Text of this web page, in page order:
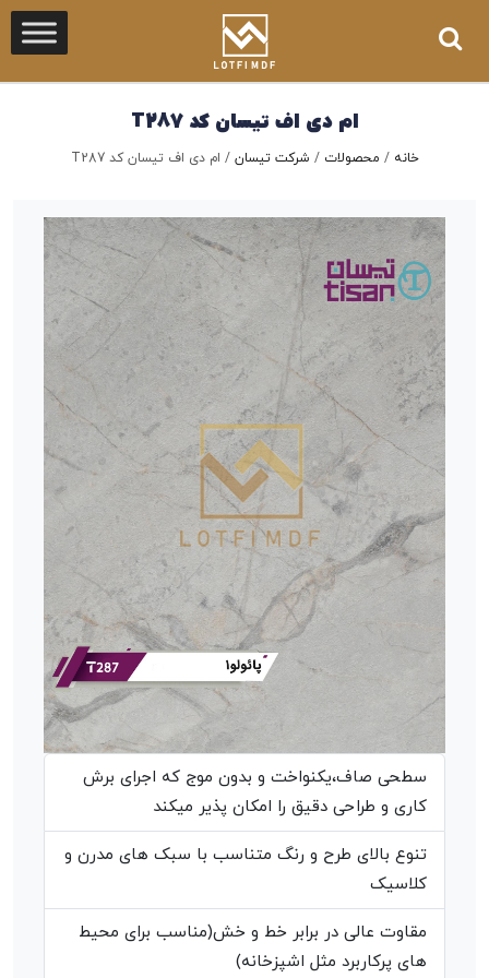
ام دی اف تیسان کد T287
خانه / محصولات / شرکت تیسان / ام دی اف تیسان کد T287
سطحی صاف،یکنواخت و بدون موج که اجرای برش
کاری و طراحی دقیق را امکان پذیر میکند
تنوع بالای طرح و رنگ متناسب با سبک های مدرن و
کلاسیک
مقاوت عالی در برابر خط و خش(مناسب برای محیط
های پرکاربرد مثل اشپزخانه)